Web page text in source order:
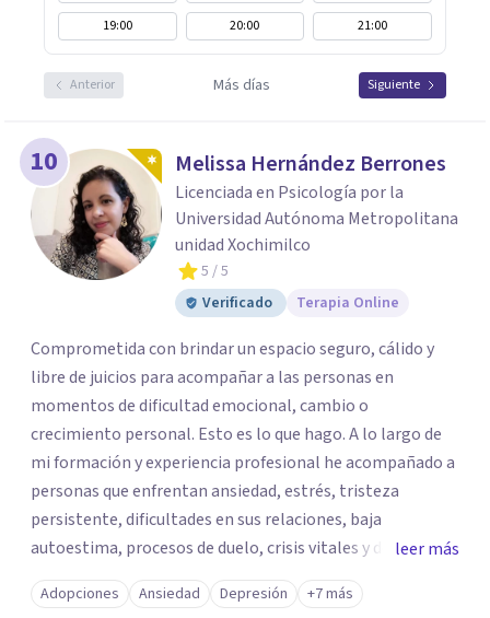
19:00
20:00 21:00
Anterior Más días Siguiente
10 Melissa Hernández Berrones
Licenciada en Psicología por la
Universidad Autónoma Metropolitana
unidad Xochimilco
5 / 5
Verificado
Terapia Online
Comprometida con brindar un espacio seguro, cálido y
libre de juicios para acompañar a las personas en
momentos de dificultad emocional, cambio o
crecimiento personal. Esto es lo que hago. A lo largo de
mi formación y experiencia profesional he acompañado a
personas que enfrentan ansiedad, estrés, tristeza
persistente, dificultades en sus relaciones, baja
autoestima, procesos de duelo, crisis vitales y desafíos
relacionados con la adaptación a nuevas etapas de la vida.
Mi enfoque se basa en la escucha empática, el respeto por
leer más
Adopciones Ansiedad Depresión +7 más